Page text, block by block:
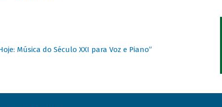
Música do Século XXI para Voz e Piano”